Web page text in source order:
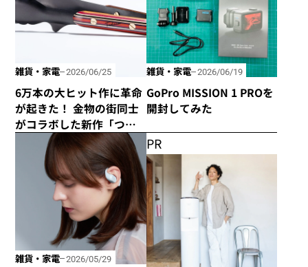
雑貨・家電 2026/06/25
6万本の大ヒット作に革命
が起きた！ 金物の街同士
がコラボした新作「つか
みのトング」が登場！
雑貨・家電 2026/06/19
GoPro MISSION 1 PROを
開封してみた
雑貨・家電 2026/05/29
PR